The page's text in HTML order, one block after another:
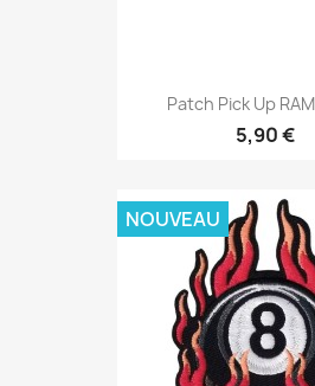
Patch Pick Up
5,90 €
NOUVEAU